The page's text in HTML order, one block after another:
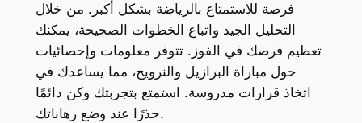
فرصة للاستمتاع بالرياضة بشكل أكبر. من خلال
التحليل الجيد واتباع الخطوات الصحيحة، يمكنك
تعظيم فرصك في الفوز. تتوفر معلومات وإحصائيات
حول مباراة البرازيل والنرويج، مما يساعدك في
اتخاذ قرارات مدروسة. استمتع بتجربتك وكن دائمًا
حذرًا عند وضع رهاناتك.